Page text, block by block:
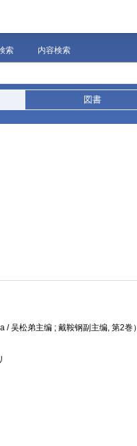
索 内容検索
図書
吴松弟主编 ; 戴鞍钢副主编, 第2巻）